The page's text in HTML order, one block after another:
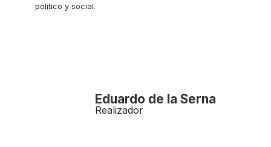
político y social.
Eduardo de la Serna
Realizador